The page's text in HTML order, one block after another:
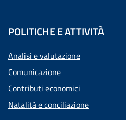
POLITICHE E ATTIVITÀ
Analisi e valutazione
Comunicazione
Contributi economici
Natalità e conciliazione